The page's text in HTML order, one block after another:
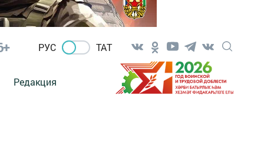
РУС ТАТ
Редакция